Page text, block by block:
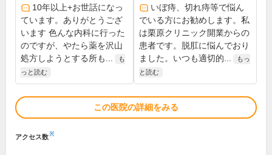
10年以上+お世話になっ
ています。ありがとうござ
います 色んな内科に行った
のですが、やたら薬を沢山
処方しようとする所も...
も
っと読む
いぼ痔、切れ痔等で悩ん
でいる方にお勧めします。私
は栗原クリニック開業からの
患者です。脱肛に悩んでおり
ました。いつも適切的...
もっ
と読む
この医院の詳細をみる
アクセス数※